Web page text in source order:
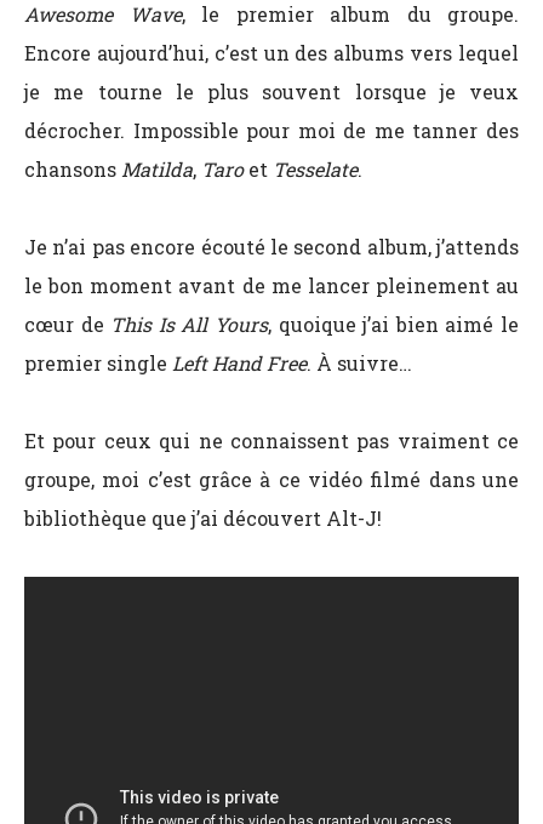
Awesome Wave, le premier album du groupe.
Encore aujourd’hui, c’est un des albums vers lequel
je me tourne le plus souvent lorsque je veux
décrocher. Impossible pour moi de me tanner des
chansons Matilda, Taroet Tesselate.
Je n’ai pas encore écouté le second album, j’attends
le bon moment avant de me lancer pleinement au
cœur de This Is All Yours, quoique j’ai bien aimé le
premier single Left Hand Free. À suivre…
Et pour ceux qui ne connaissent pas vraiment ce
groupe, moi c’est grâce à ce vidéo filmé dans une
bibliothèque que j’ai découvert Alt-J!